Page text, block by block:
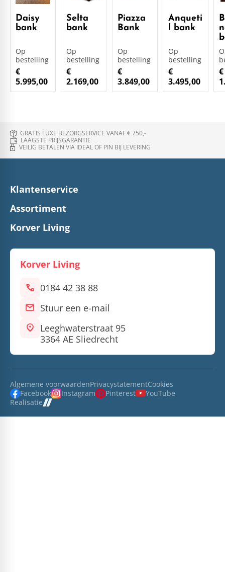
Daisy
bank
Op
bestelling
€
5.995,00
Selta
bank
Op
bestelling
€
2.169,00
Piazza
Bank
Op
bestelling
€
3.849,00
Anqueti
l bank
Op
bestelling
€
3.495,00
€
GRATIS LUXE BEZORGSERVICE VANAF € 750,-
LAAGSTE PRIJSGARANTIE
VEILIG BETALEN VIA IDEAL OF PIN BIJ LEVERING
Klantenservice
Assortiment
Korver Living
Korver Living
call 0184 42 38 88
mail Stuur een e-mail
location_on Leeghwaterstraat 95
3364 AE Sliedrecht
Algemene voorwaardenPrivacystatementCookies
Facebook
Instagram Pinterest
YouTube
Realisatie